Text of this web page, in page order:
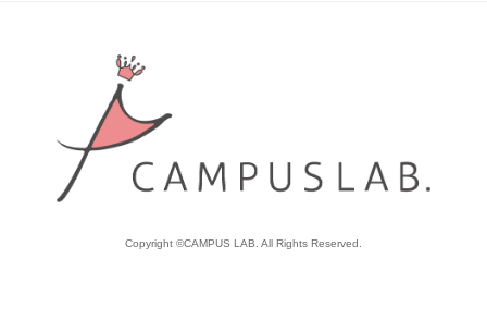
Copyright ©CAMPUS LAB. All Rights Reserved.